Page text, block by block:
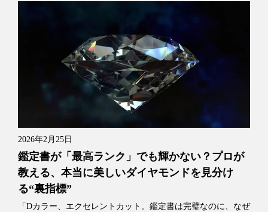
2026年2月25日
鑑定書が「最高ランク」でも輝かない？プロが
教える、本当に美しいダイヤモンドを見分け
る“裏指標”
「Dカラー、エクセレントカット。鑑定書は完璧なのに、なぜ